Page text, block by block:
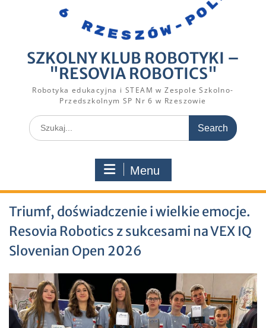
SZKOLNY KLUB ROBOTYKI –
"RESOVIA ROBOTICS"
Robotyka edukacyjna i STEAM w Zespole Szkolno-
Przedszkolnym SP Nr 6 w Rzeszowie
Search
for:
Menu
Triumf, doświadczenie i wielkie emocje.
Resovia Robotics z sukcesami na VEX IQ
Slovenian Open 2026